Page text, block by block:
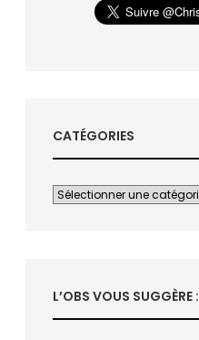
CATÉGORIES
L’OBS VOUS SUGGÈRE :